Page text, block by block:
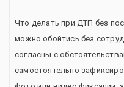
Что делать при ДТП без
можно обойтись без
согласны с
самостоятельно